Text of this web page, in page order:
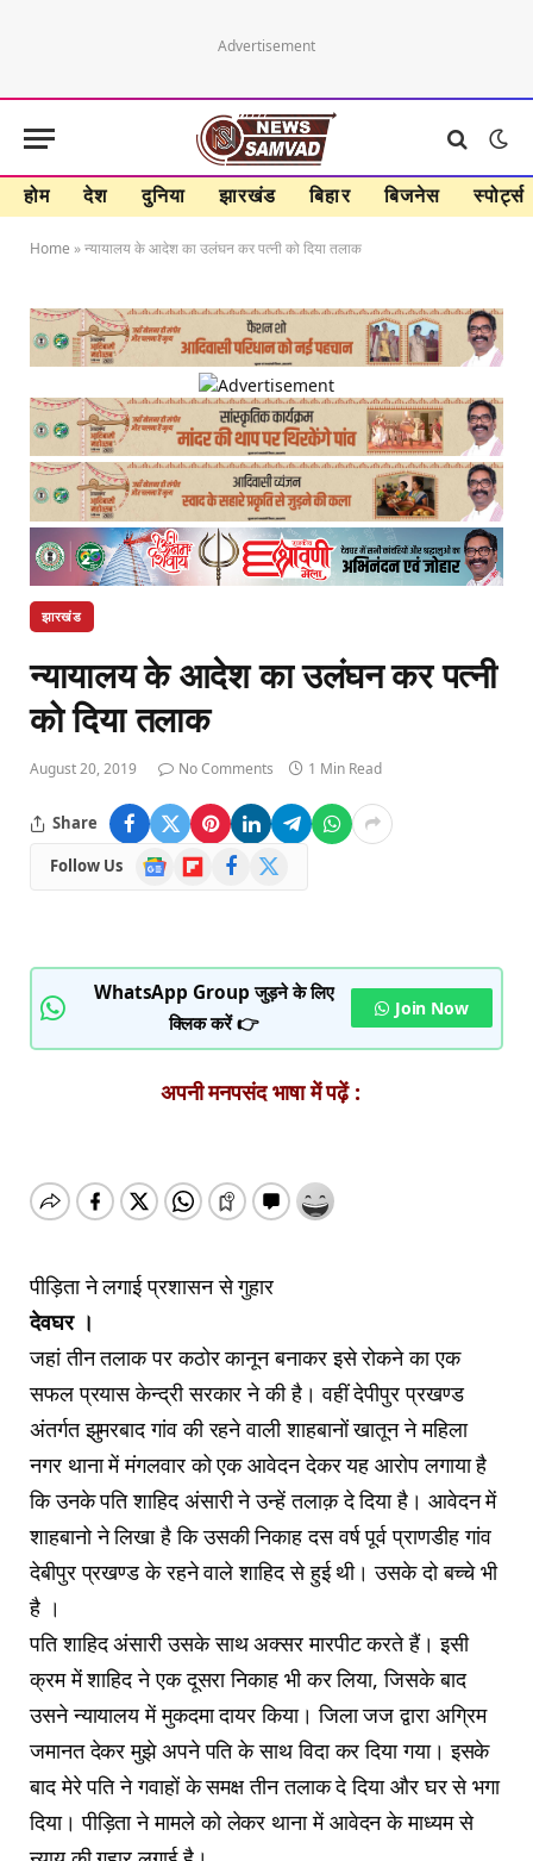
Advertisement
होम देश दुनिया झारखंड बिहार बिजनेस स्पोर्ट्स
Home »न्यायालय के आदेश का उलंघन कर पत्नी को दिया तलाक
झारखंड
न्यायालय के आदेश का उलंघन कर पत्नी
को दिया तलाक
August 20, 2019 No Comments 1 Min Read
Share
Follow Us
Google
News
FlipboardFacebook
WhatsApp Group जुड़ने के लिए
क्लिक करें 👉
Join Now
अपनी मनपसंद भाषा में पढ़ें :
पीड़िता ने लगाई प्रशासन से गुहार
देवघर ।
जहां तीन तलाक पर कठोर कानून बनाकर इसे रोकने का एक
सफल प्रयास केन्द्री सरकार ने की है। वहीं देपीपुर प्रखण्ड
अंतर्गत झुमरबाद गांव की रहने वाली शाहबानों खातून ने महिला
नगर थाना में मंगलवार को एक आवेदन देकर यह आरोप लगाया है
कि उनके पति शाहिद अंसारी ने उन्हें तलाक़ दे दिया है। आवेदन में
शाहबानो ने लिखा है कि उसकी निकाह दस वर्ष पूर्व प्राणडीह गांव
देबीपुर प्रखण्ड के रहने वाले शाहिद से हुई थी। उसके दो बच्चे भी
है ।
पति शाहिद अंसारी उसके साथ अक्सर मारपीट करते हैं। इसी
क्रम में शाहिद ने एक दूसरा निकाह भी कर लिया, जिसके बाद
उसने न्यायालय में मुकदमा दायर किया। जिला जज द्वारा अग्रिम
जमानत देकर मुझे अपने पति के साथ विदा कर दिया गया। इसके
बाद मेरे पति ने गवाहों के समक्ष तीन तलाक दे दिया और घर से भगा
दिया। पीड़िता ने मामले को लेकर थाना में आवेदन के माध्यम से